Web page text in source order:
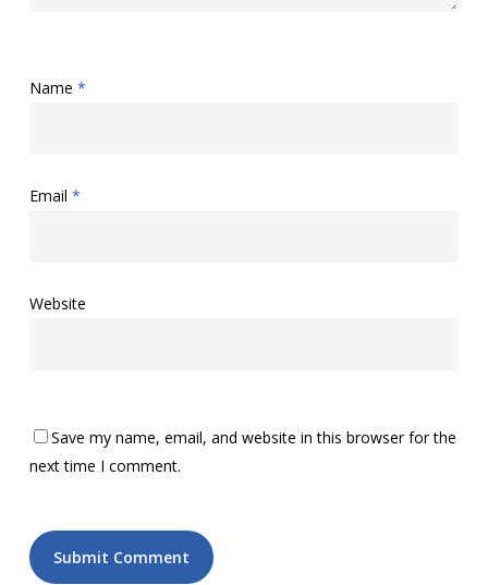
Name *
Email *
Website
Save my name, email, and website in this browser for the
next time I comment.